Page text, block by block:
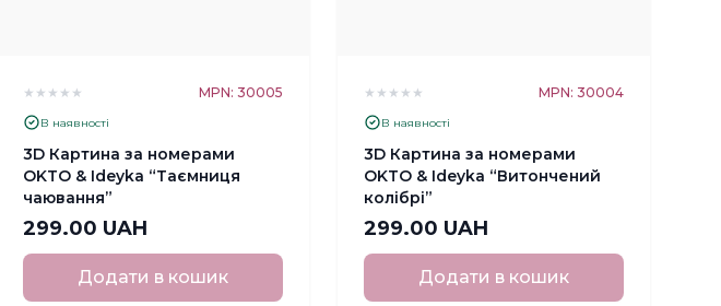
★ ★ ★ ★ ★ MPN: 30005
В наявності
3D Картина за номерами
OKTO & Ideyka “Таємниця
чаювання”
299.00 UAH
Додати в кошик
★ ★ ★ ★ ★ MPN: 30004
В наявності
3D Картина за номерами
OKTO & Ideyka “Витончений
колібрі”
299.00 UAH
Додати в кошик